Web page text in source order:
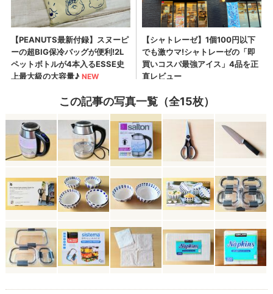
この記事の写真一覧（全15枚）